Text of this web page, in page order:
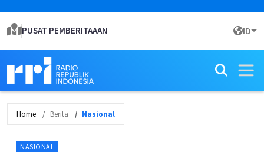
PUSAT PEMBERITAAAN ID
Home Berita Nasional
NASIONAL